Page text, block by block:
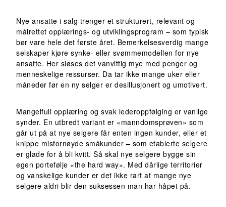
Nye ansatte i salg trenger et strukturert, relevant og
målrettet opplærings- og utviklingsprogram – som typisk
bør vare hele det første året. Bemerkelsesverdig mange
selskaper kjøre synke- eller svømmemodellen for nye
ansatte. Her sløses det vanvittig mye med penger og
menneskelige ressurser. Da tar ikke mange uker eller
måneder før en ny selger er desillusjonert og umotivert.
Mangelfull opplæring og svak lederoppfølging er vanlige
synder. En utbredt variant er «manndomsprøven» som
går ut på at nye selgere får enten ingen kunder, eller et
knippe misfornøyde småkunder – som etablerte selgere
er glade for å bli kvitt. Så skal nye selgere bygge sin
egen portefølje «the hard way». Med dårlige territorier
og vanskelige kunder er det ikke rart at mange nye
selgere aldri blir den suksessen man har håpet på.